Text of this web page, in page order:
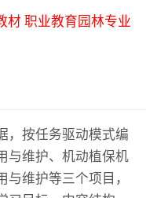
材 职业教育园林专业
，按任务驱动模式编
与维护、机动植保机
维护等三个项目，